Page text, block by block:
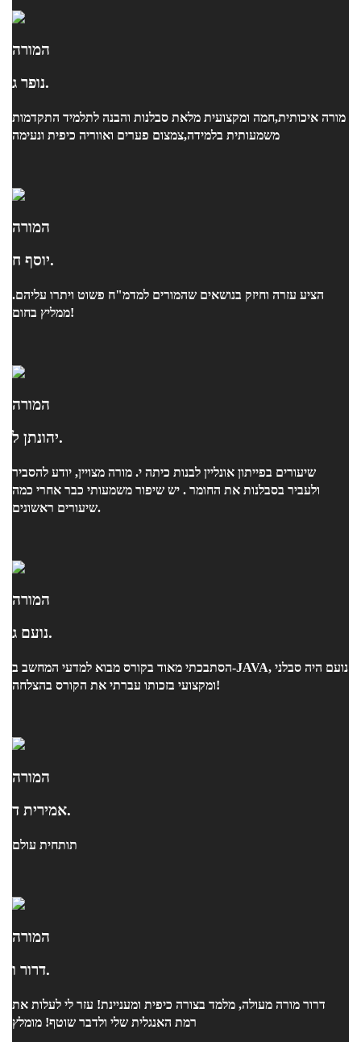
המורה
נופר ג.
מורה איכותית,חמה ומקצועית מלאת סבלנות והבנה לתלמיד התקדמות
משמעותית בלמידה,צמצום פערים ואווריה כיפית ונעימה
המורה
יוסף ח.
הציע עזרה וחיזק בנושאים שהמורים למדמ"ח פשוט ויתרו עליהם.
ממליץ בחום!
המורה
יהונתן ל.
שיעורים בפייתון אונליין לבנות כיתה י. מורה מצויין, יודע להסביר
ולעביר בסבלנות את החומר . יש שיפור משמעותי כבר אחרי כמה
שיעורים ראשונים.
המורה
נועם ג.
הסתבכתי מאוד בקורס מבוא למדעי המחשב ב-JAVA, נועם היה סבלני
ומקצועי בזכותו עברתי את הקורס בהצלחה!
המורה
אמירית ד.
תותחית עולם
המורה
דרור ו.
דרור מורה מעולה, מלמד בצורה כיפית ומעניינת! עזר לי לעלות את
רמת האנגלית שלי ולדבר שוטף! מומלץ